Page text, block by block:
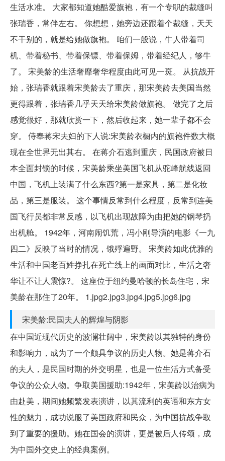
生活水准。 大家都知道她酷爱旗袍，有一个专职的裁缝叫
张瑞香，常伴左右。 你想想，她旁边还跟着个裁缝，天天
不干别的，就是给她做旗袍。 咱们一般说，牛人带着司
机、带着秘书、带着保镖、带着保姆，带着经纪人，够牛
了。 宋美龄的生活奢靡奢华程度由此可见一斑。 从抗战开
始，张瑞香就跟着宋美龄去了重庆，那宋美龄去美国当然
更得跟着，张瑞香几乎天天给宋美龄做旗袍。 做完了之后
感觉很好，那就欣赏一下，然后收起来，她一辈子都不会
穿。 侍奉蒋宋夫妇的下人说:宋美龄衣橱内的旗袍件数大概
现在全世界无出其右。 在蒋介石逃到重庆，民国政府被日
本全面封锁的时候，宋美龄乘坐美国飞机从驼峰航线返回
中国，飞机上装满了什么东西?第一是家具，第二是化妆
品，第三是服装。 这个事情反常到什么程度，反常到连美
国飞行员都非常反感，以飞机出现故障为由把她的钢琴扔
出机舱。 1942年，河南闹饥荒，冯小刚导演的电影《一九
四二》反映了当时的情况，饿殍遍野。 宋美龄如此优雅的
生活和中国老百姓挣扎在死亡线上的画面对比，生活之奢
华让不让人震惊?。 这座位于纽约曼哈顿的长岛住宅，宋
美龄在那住了20年。 1.jpg2.jpg3.jpg4.jpg5.jpg6.jpg
宋美龄:民国夫人的辉煌与阴影
在中国近现代历史的波澜壮阔中，宋美龄以其独特的身份
和影响力，成为了一个颇具争议的历史人物。她是蒋介石
的夫人，是民国时期的外交明星，也是一位生活方式备受
争议的公众人物。争取美国援助:1942年，宋美龄以治病为
由赴美，期间她频繁发表演讲，以其流利的英语和东方女
性的魅力，成功说服了美国政府和民众，为中国抗战争取
到了重要的援助。她在国会的演讲，更是被后人传颂，成
为中国外交史上的经典案例。